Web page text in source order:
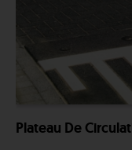
Plateau De